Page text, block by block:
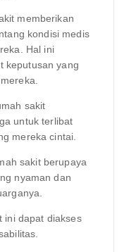
memberikan
kondisi medis
Hal ini
keputusan yang
sakit
untuk terlibat
mereka cintai.
sakit berupaya
nyaman dan
ini dapat diakses